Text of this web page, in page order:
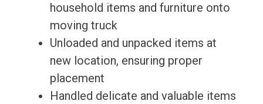
household items and furniture onto
moving truck
Unloaded and unpacked items at
new location, ensuring proper
placement
Handled delicate and valuable items